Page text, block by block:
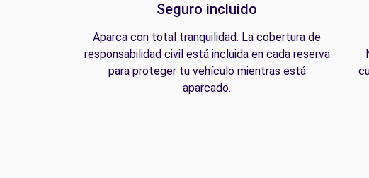
Seguro incluido
Aparca con total tranquilidad. La cobertura de
responsabilidad civil está incluida en cada reserva
para proteger tu vehículo mientras está
aparcado.